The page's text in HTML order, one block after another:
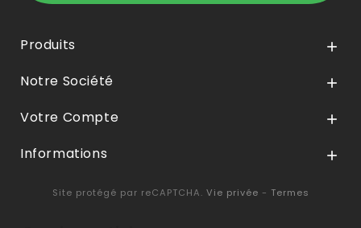
Produits 
Notre Société 
Votre Compte 
Informations 
Site protégé par reCAPTCHA. Vie privée - Termes